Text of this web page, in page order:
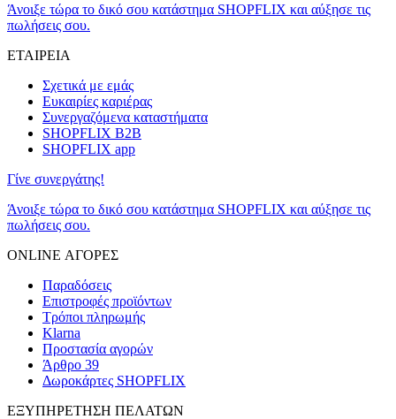
Άνοιξε τώρα το δικό σου κατάστημα SHOPFLIX και αύξησε τις
πωλήσεις σου.
ΕΤΑΙΡΕΙΑ
Σχετικά με εμάς
Ευκαιρίες καριέρας
Συνεργαζόμενα καταστήματα
SHOPFLIX B2B
SHOPFLIX app
Γίνε συνεργάτης!
Άνοιξε τώρα το δικό σου κατάστημα SHOPFLIX και αύξησε τις
πωλήσεις σου.
ONLINE ΑΓΟΡΕΣ
Παραδόσεις
Επιστροφές προϊόντων
Τρόποι πληρωμής
Klarna
Προστασία αγορών
Άρθρο 39
Δωροκάρτες SHOPFLIX
ΕΞΥΠΗΡΕΤΗΣΗ ΠΕΛΑΤΩΝ